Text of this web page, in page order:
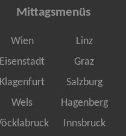
Mittagsmenüs
Wien
Linz
Eisenstadt
Graz
Klagenfurt
Salzburg
Wels
Hagenberg
Innsbruck